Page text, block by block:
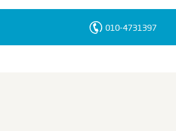
010-4731397